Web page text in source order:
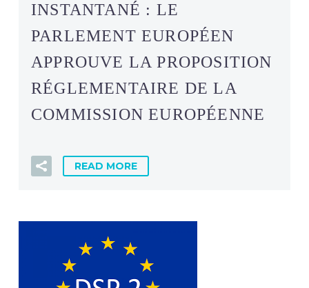
INSTANTANÉ : LE
PARLEMENT EUROPÉEN
APPROUVE LA PROPOSITION
RÉGLEMENTAIRE DE LA
COMMISSION EUROPÉENNE
READ MORE